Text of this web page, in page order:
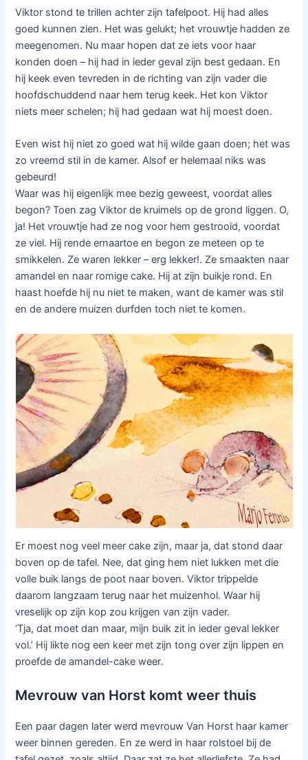
Viktor stond te trillen achter zijn tafelpoot. Hij had alles
goed kunnen zien. Het was gelukt; het vrouwtje hadden ze
meegenomen. Nu maar hopen dat ze iets voor haar
konden doen – hij had in ieder geval zijn best gedaan. En
hij keek even tevreden in de richting van zijn vader die
hoofdschuddend naar hem terug keek. Het kon Viktor
niets meer schelen; hij had gedaan wat hij moest doen.
Even wist hij niet zo goed wat hij wilde gaan doen; het was
zo vreemd stil in de kamer. Alsof er helemaal niks was
gebeurd!
Waar was hij eigenlijk mee bezig geweest, voordat alles
begon? Toen zag Viktor de kruimels op de grond liggen. O,
ja! Het vrouwtje had ze nog voor hem gestrooid, voordat
ze viel. Hij rende ernaartoe en begon ze meteen op te
smikkelen. Ze waren lekker – erg lekker!. Ze smaakten naar
amandel en naar romige cake. Hij at zijn buikje rond. En
haast hoefde hij nu niet te maken, want de kamer was stil
en de andere muizen durfden toch niet te komen.
Er moest nog veel meer cake zijn, maar ja, dat stond daar
boven op de tafel. Nee, dat ging hem niet lukken met die
volle buik langs de poot naar boven. Viktor trippelde
daarom langzaam terug naar het muizenhol. Waar hij
vreselijk op zijn kop zou krijgen van zijn vader.
‘Tja, dat moet dan maar, mijn buik zit in ieder geval lekker
vol.’ Hij likte nog een keer met zijn tong over zijn lippen en
proefde de amandel-cake weer.
Mevrouw van Horst komt weer thuis
Een paar dagen later werd mevrouw Van Horst haar kamer
weer binnen gereden. En ze werd in haar rolstoel bij de